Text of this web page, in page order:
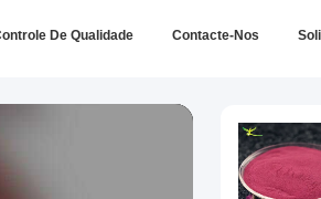
De Qualidade Contacte-Nos